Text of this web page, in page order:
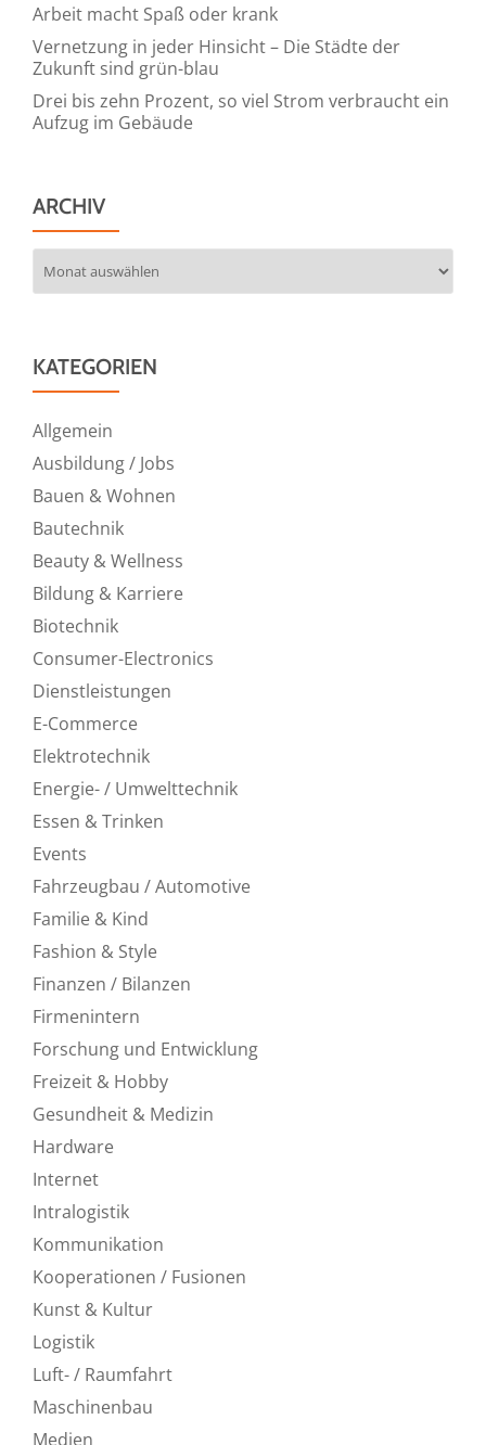
Arbeit macht Spaß oder krank
Vernetzung in jeder Hinsicht – Die Städte der
Zukunft sind grün-blau
Drei bis zehn Prozent, so viel Strom verbraucht ein
Aufzug im Gebäude
ARCHIV
KATEGORIEN
Allgemein
Ausbildung / Jobs
Bauen & Wohnen
Bautechnik
Beauty & Wellness
Bildung & Karriere
Biotechnik
Consumer-Electronics
Dienstleistungen
E-Commerce
Elektrotechnik
Energie- / Umwelttechnik
Essen & Trinken
Events
Fahrzeugbau / Automotive
Familie & Kind
Fashion & Style
Finanzen / Bilanzen
Firmenintern
Forschung und Entwicklung
Freizeit & Hobby
Gesundheit & Medizin
Hardware
Internet
Intralogistik
Kommunikation
Kooperationen / Fusionen
Kunst & Kultur
Logistik
Luft- / Raumfahrt
Maschinenbau
Medien